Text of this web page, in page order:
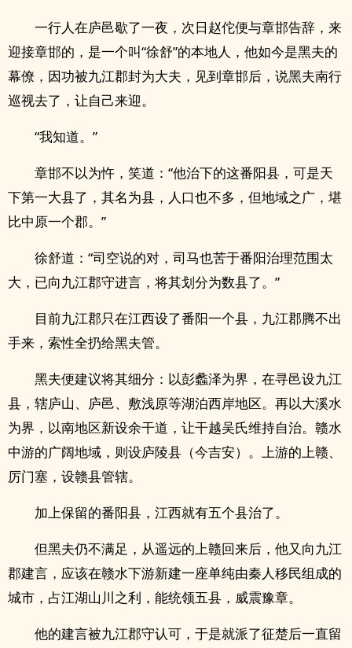
一行人在庐邑歇了一夜，次日赵佗便与章邯告辞，来
迎接章邯的，是一个叫“徐舒”的本地人，他如今是黑夫的
幕僚，因功被九江郡封为大夫，见到章邯后，说黑夫南行
巡视去了，让自己来迎。
“我知道。”
章邯不以为忤，笑道：“他治下的这番阳县，可是天
下第一大县了，其名为县，人口也不多，但地域之广，堪
比中原一个郡。”
徐舒道：“司空说的对，司马也苦于番阳治理范围太
大，已向九江郡守进言，将其划分为数县了。”
目前九江郡只在江西设了番阳一个县，九江郡腾不出
手来，索性全扔给黑夫管。
黑夫便建议将其细分：以彭蠡泽为界，在寻邑设九江
县，辖庐山、庐邑、敷浅原等湖泊西岸地区。再以大溪水
为界，以南地区新设余干道，让干越吴氏维持自治。赣水
中游的广阔地域，则设庐陵县（今吉安）。上游的上赣、
厉门塞，设赣县管辖。
加上保留的番阳县，江西就有五个县治了。
但黑夫仍不满足，从遥远的上赣回来后，他又向九江
郡建言，应该在赣水下游新建一座单纯由秦人移民组成的
城市，占江湖山川之利，能统领五县，威震豫章。
他的建言被九江郡守认可，于是就派了征楚后一直留